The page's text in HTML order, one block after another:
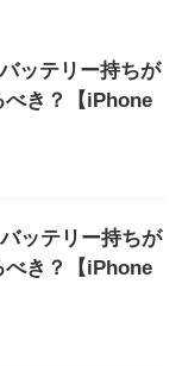
ッテリー持ちが
べき？【iPhone
ッテリー持ちが
べき？【iPhone